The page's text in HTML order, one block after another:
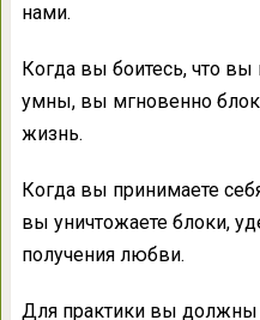
нами.
Когда вы боитесь, что
умны, вы мгновенно
жизнь.
Когда вы принимаете
вы уничтожаете блоки,
получения любви.
Для практики вы должны